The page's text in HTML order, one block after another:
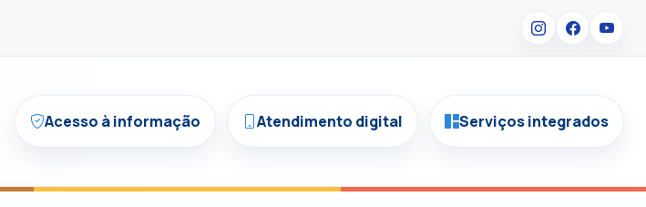
Acesso à informação Atendimento digital Serviços integrados